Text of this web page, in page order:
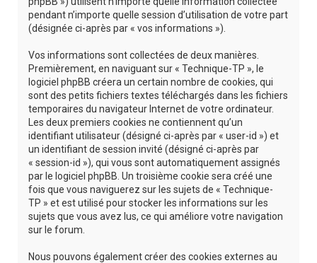
pendant n’importe quelle session d’utilisation de votre part
(désignée ci-après par « vos informations »).
Vos informations sont collectées de deux manières.
Premièrement, en naviguant sur « Technique-TP », le
logiciel phpBB créera un certain nombre de cookies, qui
sont des petits fichiers textes téléchargés dans les fichiers
temporaires du navigateur Internet de votre ordinateur.
Les deux premiers cookies ne contiennent qu’un
identifiant utilisateur (désigné ci-après par « user-id ») et
un identifiant de session invité (désigné ci-après par
« session-id »), qui vous sont automatiquement assignés
par le logiciel phpBB. Un troisième cookie sera créé une
fois que vous naviguerez sur les sujets de « Technique-
TP » et est utilisé pour stocker les informations sur les
sujets que vous avez lus, ce qui améliore votre navigation
sur le forum.
Nous pouvons également créer des cookies externes au